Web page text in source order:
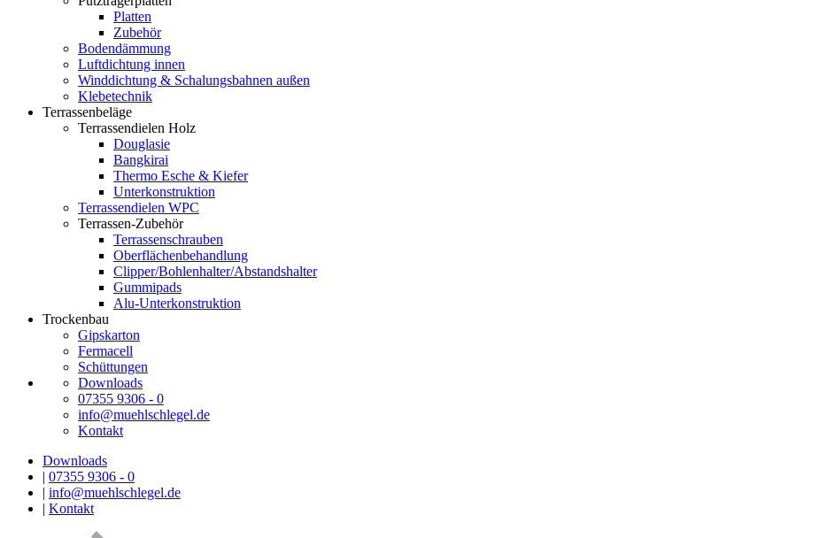
Platten
Zubehör
Bodendämmung
Luftdichtung innen
Winddichtung & Schalungsbahnen außen
Klebetechnik
Terrassenbeläge
Terrassendielen Holz
Douglasie
Bangkirai
Thermo Esche & Kiefer
Unterkonstruktion
Terrassendielen WPC
Terrassen-Zubehör
Terrassenschrauben
Oberflächenbehandlung
Clipper/Bohlenhalter/Abstandshalter
Gummipads
Alu-Unterkonstruktion
Trockenbau
Gipskarton
Fermacell
Schüttungen
Downloads
07355 9306 - 0
info@muehlschlegel.de
Kontakt
Downloads
| 07355 9306 - 0
| info@muehlschlegel.de
| Kontakt